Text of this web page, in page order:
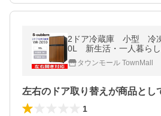
2ドア冷蔵庫 小型 冷
0L 新生活・一人暮ら
き対応 エスキュービ
ウッド) WR-2090(WD)
タウンモール TownMall
1